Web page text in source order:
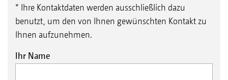
* Ihre Kontaktdaten werden ausschließlich dazu
benutzt, um den von Ihnen gewünschten Kontakt zu
Ihnen aufzunehmen.
Ihr Name